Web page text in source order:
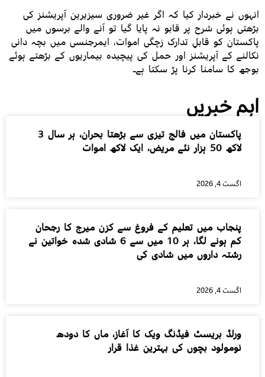
انہوں نے خبردار کیا کہ اگر غیر ضروری سیزیرین آپریشنز کی
بڑھتی ہوئی شرح پر قابو نہ پایا گیا تو آنے والے برسوں میں
پاکستان کو قابلِ تدارک زچگی اموات، ایمرجنسی میں بچہ دانی
نکالنے کے آپریشنز اور حمل کی پیچیدہ بیماریوں کے بڑھتے ہوئے
بوجھ کا سامنا کرنا پڑ سکتا ہے۔
اہم خبریں
پاکستان میں فالج تیزی سے بڑھتا بحران، ہر سال 3
لاکھ 50 ہزار نئے مریض، ایک لاکھ اموات
اگست 4, 2026
پنجاب میں تعلیم کے فروغ سے کزن میرج کا رجحان
کم ہونے لگا، ہر 10 میں سے 6 شادی شدہ خواتین نے
رشتہ داروں میں شادی کی
اگست 4, 2026
ورلڈ بریسٹ فیڈنگ ویک کا آغاز، ماں کا دودھ
نومولود بچوں کی بہترین غذا قرار